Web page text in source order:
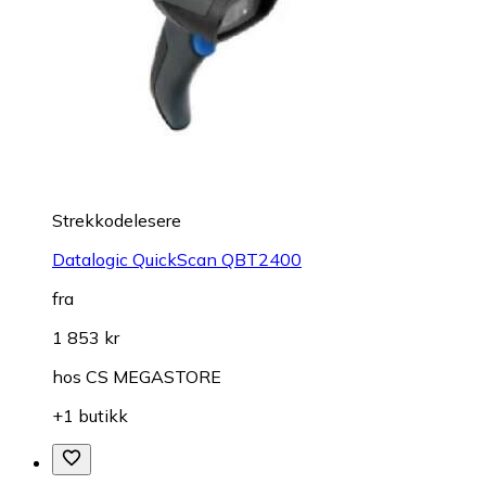
Strekkodelesere
Datalogic QuickScan QBT2400
fra
1 853 kr
hos CS MEGASTORE
+1 butikk